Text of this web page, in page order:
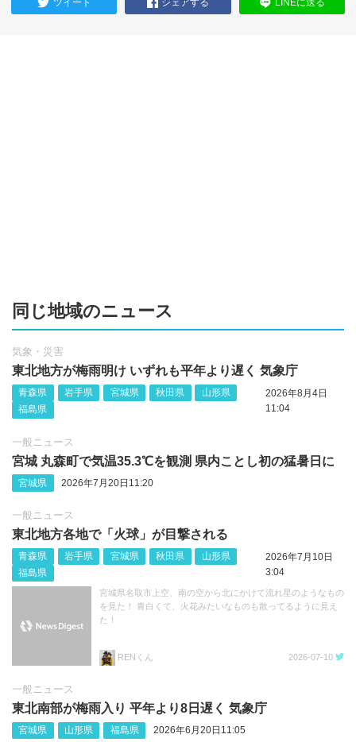
ツイート シェアする LINEに送る
同じ地域のニュース
気象・災害
東北地方が梅雨明け いずれも平年より遅く 気象庁
青森県 岩手県 宮城県 秋田県
山形県
福島県
2026年8月4日
11:04
一般ニュース
宮城 丸森町で気温35.3℃を観測 県内ことし初の猛暑日に
宮城県 2026年7月20日11:20
一般ニュース
東北地方各地で「火球」が目撃される
青森県 岩手県 宮城県 秋田県
山形県
福島県
2026年7月10日
3:04
宮城県名取市上空、南の空から北にかけて流れ星のようなもの
を見た！ 青白くて、火花みたいなものも散ってるように見え
た！
RENくん 2026-07-10
一般ニュース
東北南部が梅雨入り 平年より8日遅く 気象庁
宮城県 山形県 福島県 2026年6月20日11:05